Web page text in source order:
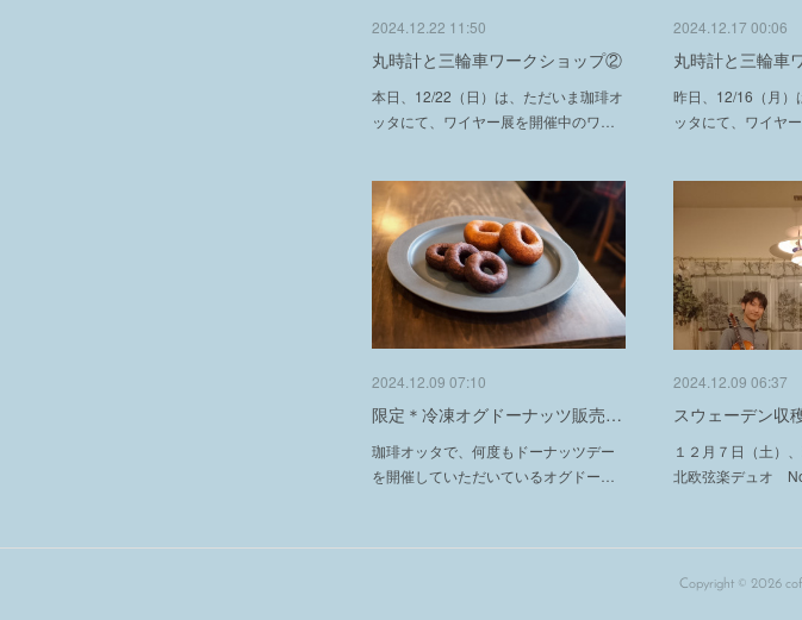
2024.12.22 11:50
丸時計と三輪車ワークショップ②
本日、12/22（日）は、ただいま珈琲オ
ッタにて、ワイヤー展を開催中のワ…
2024.12.17 00:06
丸時計と三輪車
昨日、12/16（月）
ッタにて、ワイヤ
2024.12.09 07:10
限定＊冷凍オグドーナッツ販売…
珈琲オッタで、何度もドーナッツデー
を開催していただいているオグドー…
2024.12.09 06:37
スウェーデン収
１２月７日（土）
北欧弦楽デュオ
Copyright © 2026